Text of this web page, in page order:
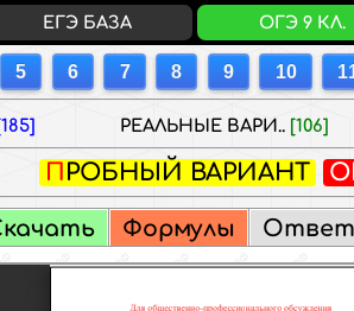
РЕАЛЬНЫЕ ВАРИ.. [106]
ПРОБНЫЙ ВАРИАНТ
Формулы
ЕГЭ БАЗА ОГЭ 9 КЛ.